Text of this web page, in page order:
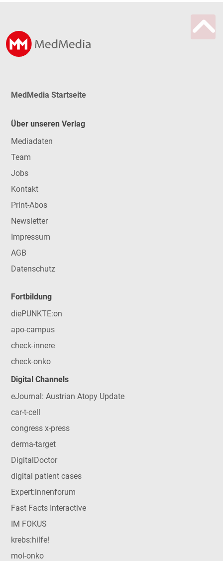
MedMedia Startseite
Über unseren Verlag
Mediadaten
Team
Jobs
Kontakt
Print-Abos
Newsletter
Impressum
AGB
Datenschutz
Fortbildung
diePUNKTE:on
apo-campus
check-innere
check-onko
Digital Channels
eJournal: Austrian Atopy Update
car-t-cell
congress x-press
derma-target
DigitalDoctor
digital patient cases
Expert:innenforum
Fast Facts Interactive
IM FOKUS
krebs:hilfe!
mol-onko